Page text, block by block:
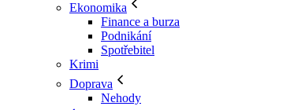
Ekonomika
Finance a burza
Podnikání
Spotřebitel
Krimi
Doprava
Nehody